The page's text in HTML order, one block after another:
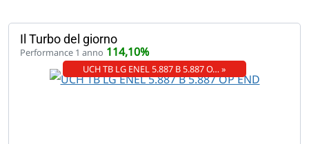
Il Turbo del giorno
Performance 1 anno 114,10%
UCH TB LG ENEL 5.887 B 5.887 O… »